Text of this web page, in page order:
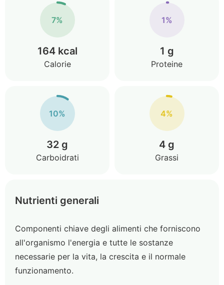
7%
164 kcal
Calorie
1%
1 g
Proteine
10%
32 g
Carboidrati
4%
4 g
Grassi
Nutrienti generali
Componenti chiave degli alimenti che forniscono
all'organismo l'energia e tutte le sostanze
necessarie per la vita, la crescita e il normale
funzionamento.